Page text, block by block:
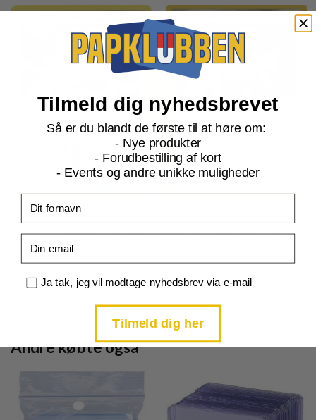
SWSH Vivid Voltage
price
is:
price
is:
Andre købte også
Tilmeld dig nyhedsbrevet
Så er du blandt de første til at høre om:
- Nye produkter
- Forudbestilling af kort
- Events og andre unikke muligheder
Samtykke
Ja tak, jeg vil modtage nyhedsbrev via e-mail
Tilmeld dig her